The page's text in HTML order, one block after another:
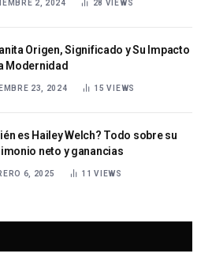
2, 2024 28 VIEWS
Origen, Significado y Su Impacto
Modernidad
23, 2024 15VIEWS
es Hailey Welch? Todo sobre su
neto y ganancias
6, 2025 11VIEWS